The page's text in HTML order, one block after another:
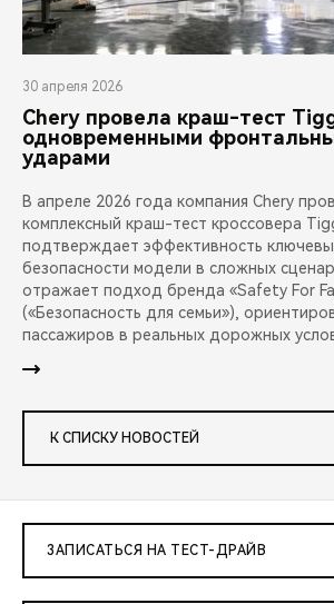
30 апреля 2026
Chery провела краш-тест
одновременными
ударами
В апреле 2026 года компания Chery
комплексный краш-тест кроссовера
подтверждает эффективность
безопасности модели в сложных
отражает подход бренда «Safety For
(«Безопасность для семьи»),
пассажиров в реальных дорожных
К СПИСКУ НОВОСТЕЙ
ЗАПИСАТЬСЯ НА ТЕСТ-ДРАЙВ